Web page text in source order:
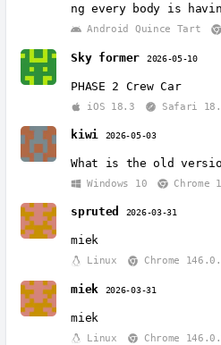
ng every body is
Android Quince Tart
Sky former 2026-05-10
PHASE 2 Crew Car
iOS 18.3 Safari
kiwi 2026-05-03
What is the old
Windows 10 Chrome
spruted 2026-03-31
miek
Linux Chrome
miek 2026-03-31
miek
Linux Chrome